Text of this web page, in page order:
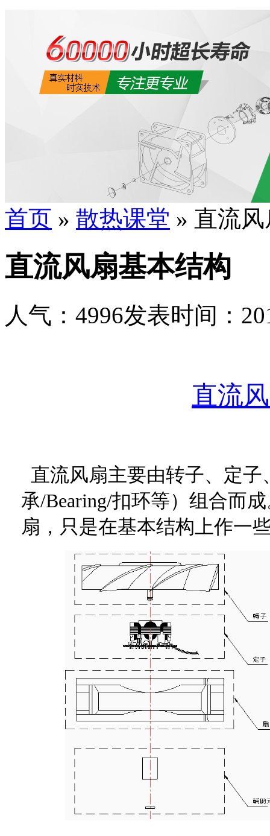
首页 » 散热课堂 » 直流
直流风扇基本结构
人气： 4996发表时间：
直流
直流风扇主要由转子、定
承/Bearing/扣环等）组合而
扇，只是在基本结构上作一